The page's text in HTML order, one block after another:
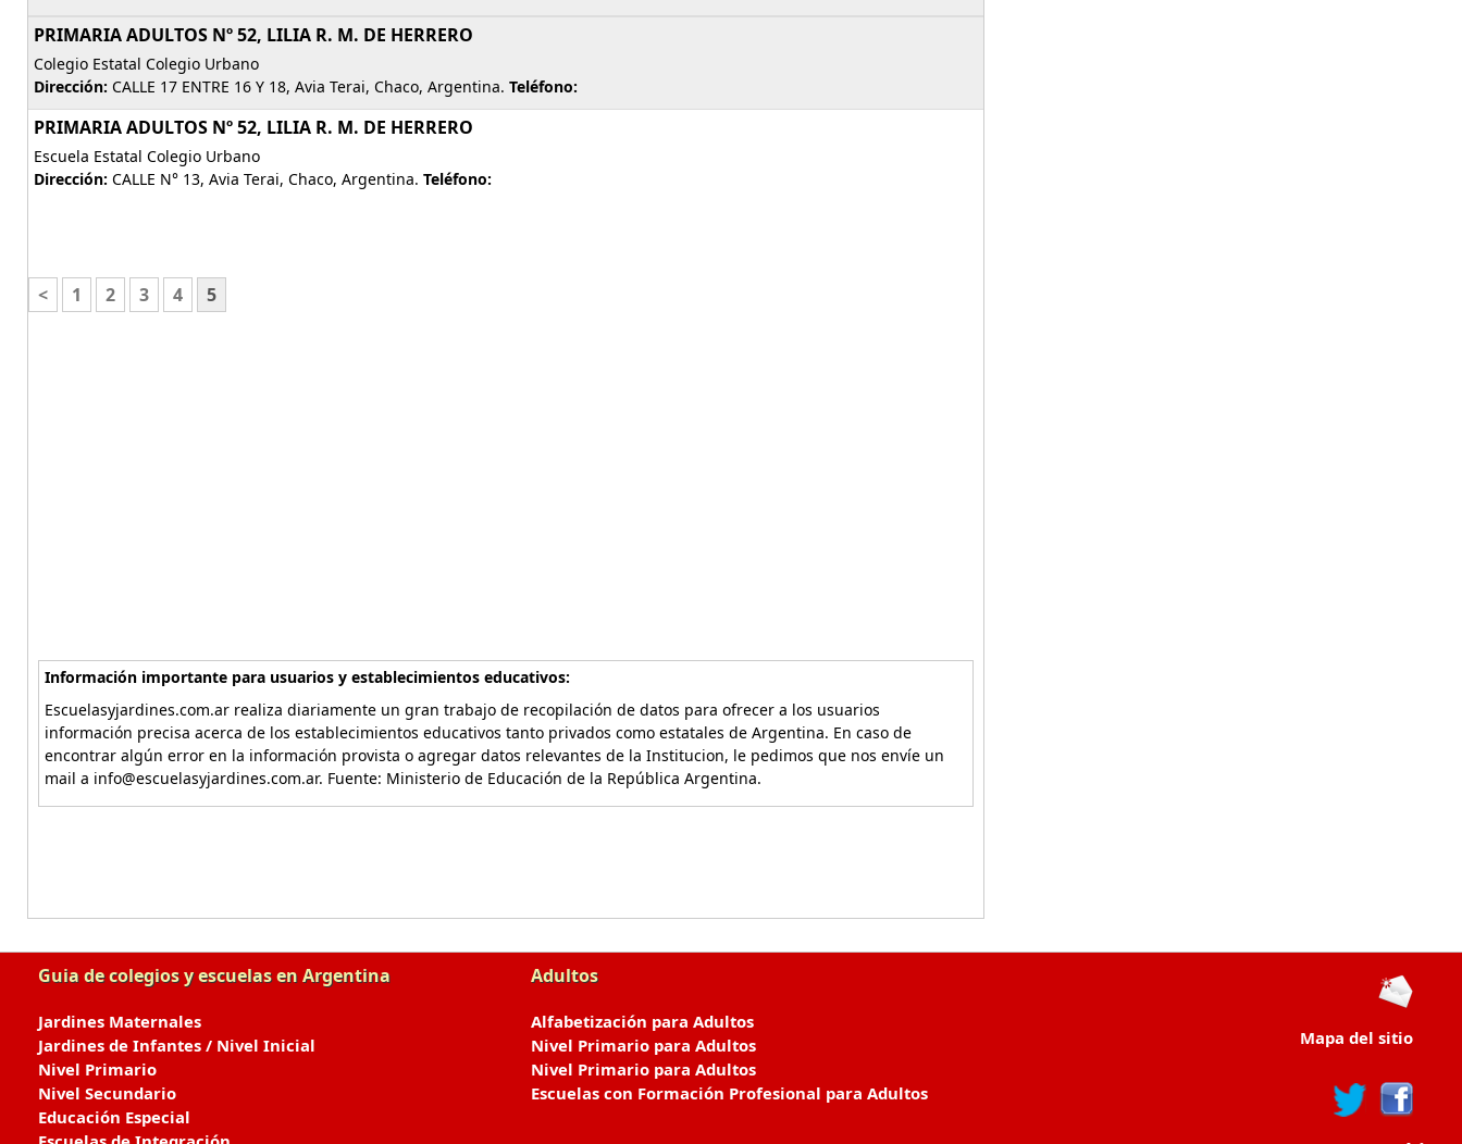
PRIMARIA ADULTOS Nº 52, LILIA R. M. DE HERRERO
Colegio Estatal Colegio Urbano
Dirección: CALLE 17 ENTRE 16 Y 18, Avia Terai, Chaco, Argentina. Teléfono:
PRIMARIA ADULTOS Nº 52, LILIA R. M. DE HERRERO
Escuela Estatal Colegio Urbano
Dirección: CALLE N° 13, Avia Terai, Chaco, Argentina. Teléfono:
< 1 2 3 4 5
Información importante para usuarios y establecimientos educativos:
Escuelasyjardines.com.ar realiza diariamente un gran trabajo de recopilación de datos para ofrecer a los usuarios
información precisa acerca de los establecimientos educativos tanto privados como estatales de Argentina. En caso de
encontrar algún error en la información provista o agregar datos relevantes de la Institucion, le pedimos que nos envíe un
mail a info@escuelasyjardines.com.ar. Fuente: Ministerio de Educación de la República Argentina.
Guia de colegios y escuelas en Argentina
Jardines Maternales
Jardines de Infantes / Nivel Inicial
Nivel Primario
Nivel Secundario
Educación Especial
Adultos
Alfabetización para Adultos
Nivel Primario para Adultos
Nivel Primario para Adultos
Escuelas con Formación Profesional para Adultos
Mapa del sitio